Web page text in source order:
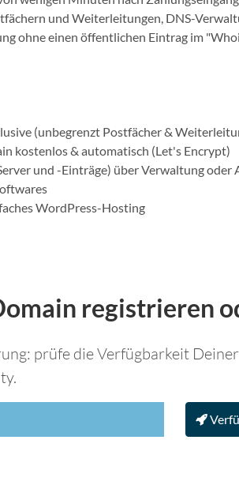
und Weiterleitungen, DNS-
ohne einen öffentlichen Eintrag im
(unbegrenzt Postfächer &
kostenlos & automatisch (Let's Encrypt)
und -Einträge) über Verwaltung oder
WordPress-Hosting
registrieren
prüfe die Verfügbarkeit